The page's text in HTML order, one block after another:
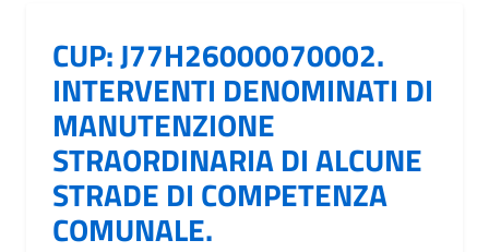
CUP: J77H26000070002.
INTERVENTI DENOMINATI DI
MANUTENZIONE
STRAORDINARIA DI ALCUNE
STRADE DI COMPETENZA
COMUNALE.